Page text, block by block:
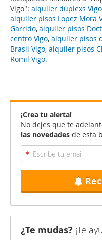
Vigo": alquiler dúplexs Vigo
alquiler pisos Lopez Mora
Garrido, alquiler pisos
centro Vigo, alquiler pisos
Brasil Vigo, alquiler pisos
Romil Vigo.
¡Crea tu alerta!
No dejes que te
las novedades de esta
¿Te mudas? ¡Te